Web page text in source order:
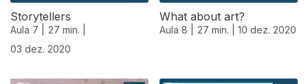
Storytellers
Aula 7 |
27 min. |
03 dez. 2020
What about art?
Aula 8 | 27 min. | 10 dez. 2020